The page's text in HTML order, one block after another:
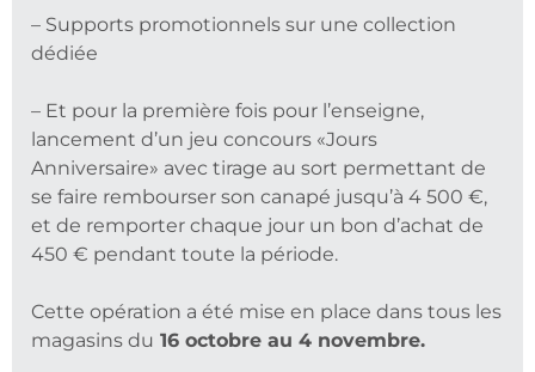
– Supports promotionnels sur une collection
dédiée
– Et pour la première fois pour l’enseigne,
lancement d’un jeu concours «Jours
Anniversaire» avec tirage au sort permettant de
se faire rembourser son canapé jusqu’à 4 500 €,
et de remporter chaque jour un bon d’achat de
450 € pendant toute la période.
Cette opération a été mise en place dans tous les
magasins du 16 octobre au 4 novembre.